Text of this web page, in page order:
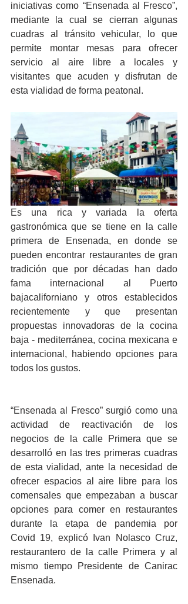
iniciativas como “Ensenada al Fresco”,
mediante la cual se cierran algunas
cuadras al tránsito vehicular, lo que
permite montar mesas para ofrecer
servicio al aire libre a locales y
visitantes que acuden y disfrutan de
esta vialidad de forma peatonal.
Es una rica y variada la oferta
gastronómica que se tiene en la calle
primera de Ensenada, en donde se
pueden encontrar restaurantes de gran
tradición que por décadas han dado
fama internacional al Puerto
bajacaliforniano y otros establecidos
recientemente y que presentan
propuestas innovadoras de la cocina
baja - mediterránea, cocina mexicana e
internacional, habiendo opciones para
todos los gustos.
“Ensenada al Fresco” surgió como una
actividad de reactivación de los
negocios de la calle Primera que se
desarrolló en las tres primeras cuadras
de esta vialidad, ante la necesidad de
ofrecer espacios al aire libre para los
comensales que empezaban a buscar
opciones para comer en restaurantes
durante la etapa de pandemia por
Covid 19, explicó Ivan Nolasco Cruz,
restaurantero de la calle Primera y al
mismo tiempo Presidente de Canirac
Ensenada.